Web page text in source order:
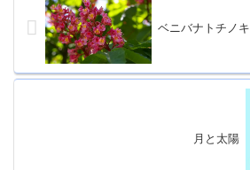
ベニバナトチノキ
月と太陽